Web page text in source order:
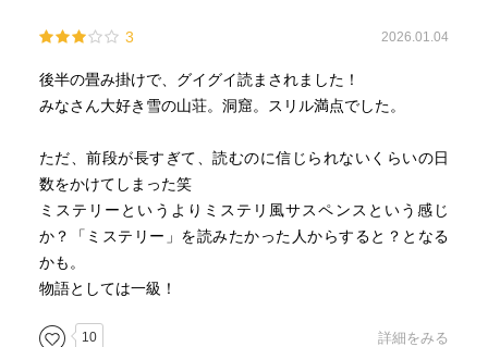
3 2026.01.04
後半の畳み掛けで、グイグイ読まされました！
みなさん大好き雪の山荘。洞窟。スリル満点でした。
ただ、前段が長すぎて、読むのに信じられないくらいの日
数をかけてしまった笑
ミステリーというよりミステリ風サスペンスという感じ
か？「ミステリー」を読みたかった人からすると？となる
かも。
物語としては一級！
10 詳細をみる